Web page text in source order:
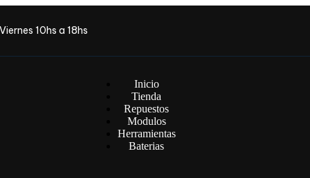
10hs a 18hs
Inicio
Tienda
Repuestos
Modulos
Herramientas
Baterias